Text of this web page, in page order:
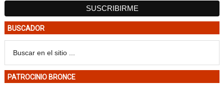
BUSCADOR
PATROCINIO BRONCE